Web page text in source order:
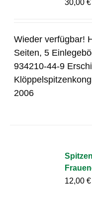
30,00€
Wieder verfügbar!
Seiten, 5
934210-44-9
2006
12,00€